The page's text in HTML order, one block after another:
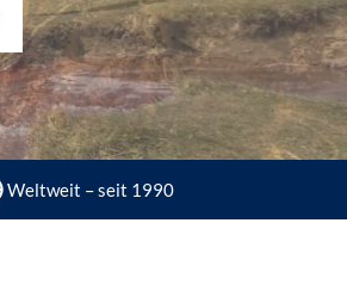
Weltweit – seit 1990